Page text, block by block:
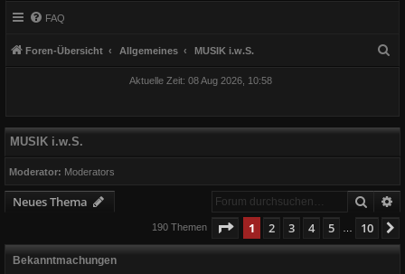
FAQ
Foren-Übersicht Allgemeines MUSIK i.w.S.
Aktuelle Zeit: 08 Aug 2026, 10:58
MUSIK i.w.S.
Moderator: Moderators
Neues Thema Suche
190 Themen Seite 1von 10
1 2 3 4 5 10
Bekanntmachungen